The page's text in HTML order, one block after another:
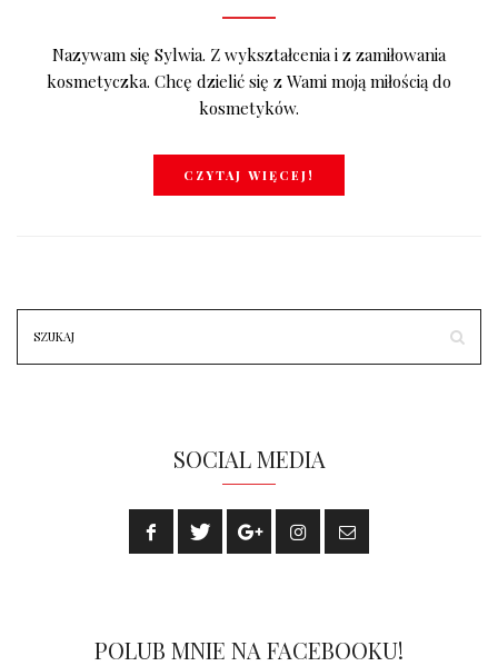
Nazywam się Sylwia. Z wykształcenia i z zamiłowania
kosmetyczka. Chcę dzielić się z Wami moją miłością do
kosmetyków.
CZYTAJ WIĘCEJ!
SOCIAL MEDIA
POLUB MNIE NA FACEBOOKU!